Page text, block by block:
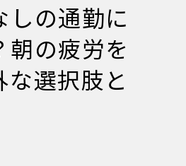
おすすめ
オプション品
グッズ＆オプション
クロスバイクの特徴
サイクリング ベネフィット
サイクリングする場所
サイクリング初心者
しの通勤に
朝の疲労を
選択肢と